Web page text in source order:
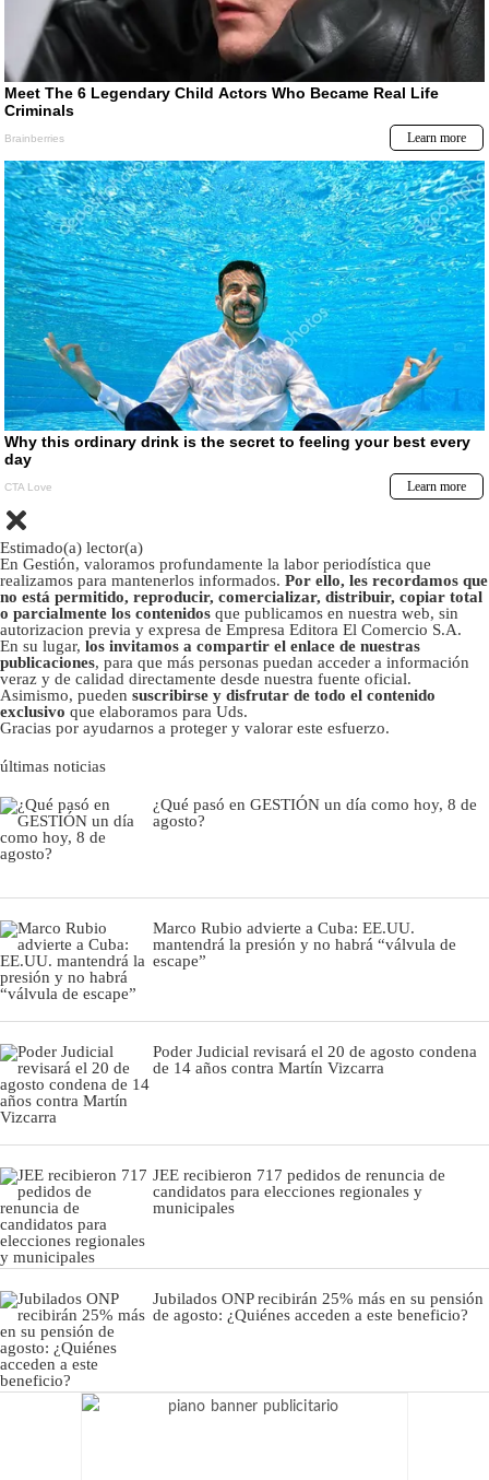
Estimado(a) lector(a)
En Gestión, valoramos profundamente la labor periodística que
realizamos para mantenerlos informados. Por ello, les recordamos que
no está permitido, reproducir, comercializar, distribuir, copiar total
o parcialmente los contenidos que publicamos en nuestra web, sin
autorizacion previa y expresa de Empresa Editora El Comercio S.A.
En su lugar, los invitamos a compartir el enlace de nuestras
publicaciones, para que más personas puedan acceder a información
veraz y de calidad directamente desde nuestra fuente oficial.
Asimismo, pueden suscribirse y disfrutar de todo el contenido
exclusivo que elaboramos para Uds.
Gracias por ayudarnos a proteger y valorar este esfuerzo.
últimas noticias
¿Qué pasó en GESTIÓN un día como hoy, 8 de
agosto?
Marco Rubio advierte a Cuba: EE.UU.
mantendrá la presión y no habrá “válvula de
escape”
Poder Judicial revisará el 20 de agosto condena
de 14 años contra Martín Vizcarra
JEE recibieron 717 pedidos de renuncia de
candidatos para elecciones regionales y
municipales
Jubilados ONP recibirán 25% más en su pensión
de agosto: ¿Quiénes acceden a este beneficio?